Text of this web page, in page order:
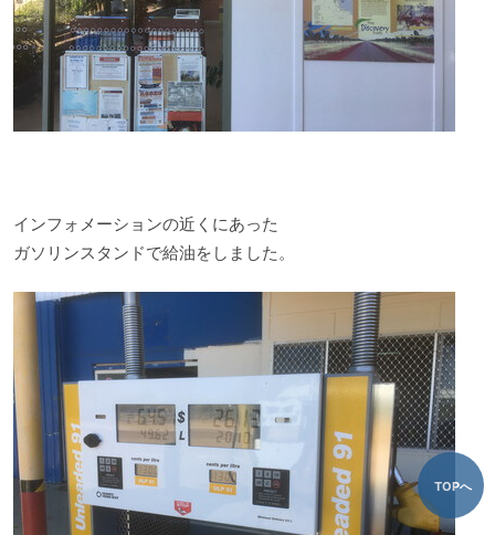
インフォメーションの近くにあった
ガソリンスタンドで給油をしました。
TOPへ